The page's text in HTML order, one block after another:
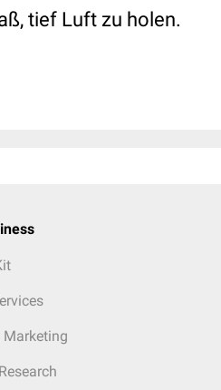
tief Luft zu holen.
Marketing